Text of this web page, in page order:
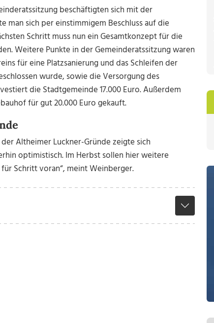
beschäftigten sich mit der
man sich per einstimmigem Beschluss auf die
Schritt muss nun ein Gesamtkonzept für die
Weitere Punkte in der Gemeinderatssitzung waren
für eine Platzsanierung und das Schleifen der
wurde, sowie die Versorgung des
die Stadtgemeinde 17.000 Euro. Außerdem
für gut 20.000 Euro gekauft.
Altheimer Luckner-Gründe zeigte sich
optimistisch. Im Herbst sollen hier weitere
Schritt voran“, meint Weinberger.